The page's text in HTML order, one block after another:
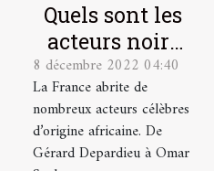
Quels sont les
acteurs noirs
français les
plus célèbres ?
8 décembre 2022 04:40
La France abrite de
nombreux acteurs célèbres
d’origine africaine. De
Gérard Depardieu à Omar